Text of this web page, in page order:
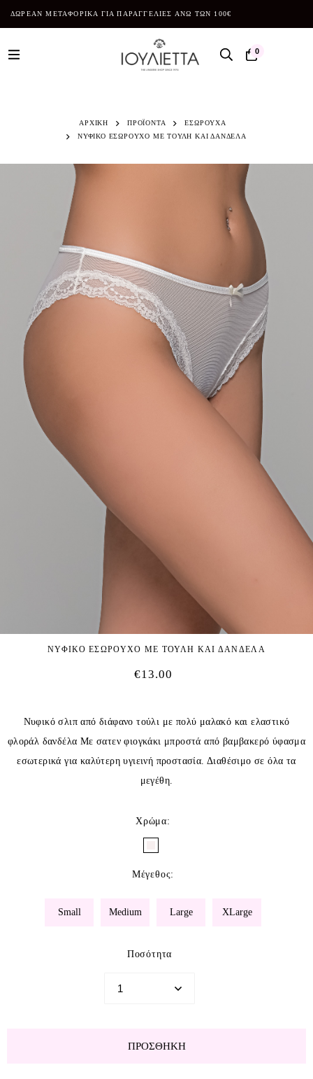
ΔΩΡΕΑΝ ΜΕΤΑΦΟΡΙΚΑ ΓΙΑ ΠΑΡΑΓΓΕΛΙΕΣ ΑΝΩ ΤΩΝ 100€
0
ΑΡΧΙΚΗ ΠΡΟΪΌΝΤΑ
ΕΣΩΡΟΥΧΑ
ΝΥΦΙΚΟ ΕΣΩΡΟΥΧΟ ΜΕ ΤΟΥΛΗ ΚΑΙ ΔΑΝΔΕΛΑ
ΝΥΦΙΚΟ ΕΣΩΡΟΥΧΟ ΜΕ ΤΟΥΛΗ ΚΑΙ ΔΑΝΔΕΛΑ
€13.00
Νυφικό σλιπ από διάφανο τούλι με πολύ μαλακό και ελαστικό
φλοράλ δανδέλα Με σατεν φιογκάκι μπροστά από βαμβακερό ύφασμα
εσωτερικά για καλύτερη υγιεινή προστασία. Διαθέσιμο σε όλα τα
μεγέθη.
Χρώμα:
Μέγεθος:
Small Medium Large XLarge
Ποσότητα
ΠΡΟΣΘΉΚΗ